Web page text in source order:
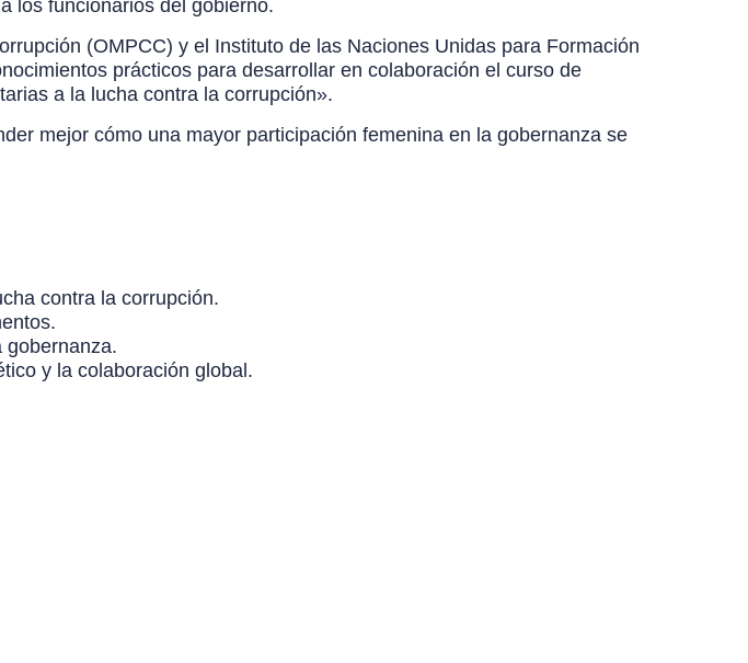
los funcionarios del gobierno.
(OMPCC) y el Instituto de las Naciones Unidas para Formación
prácticos para desarrollar en colaboración el curso de
a la lucha contra la corrupción».
mejor cómo una mayor participación femenina en la gobernanza se
contra la corrupción.
gobernanza.
y la colaboración global.